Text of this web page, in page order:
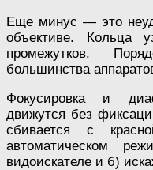
Еще минус — это
объективе. Кольца
промежутков.
большинства
Фокусировка и
движутся без
сбивается с
автоматическом
видоискателе и б)